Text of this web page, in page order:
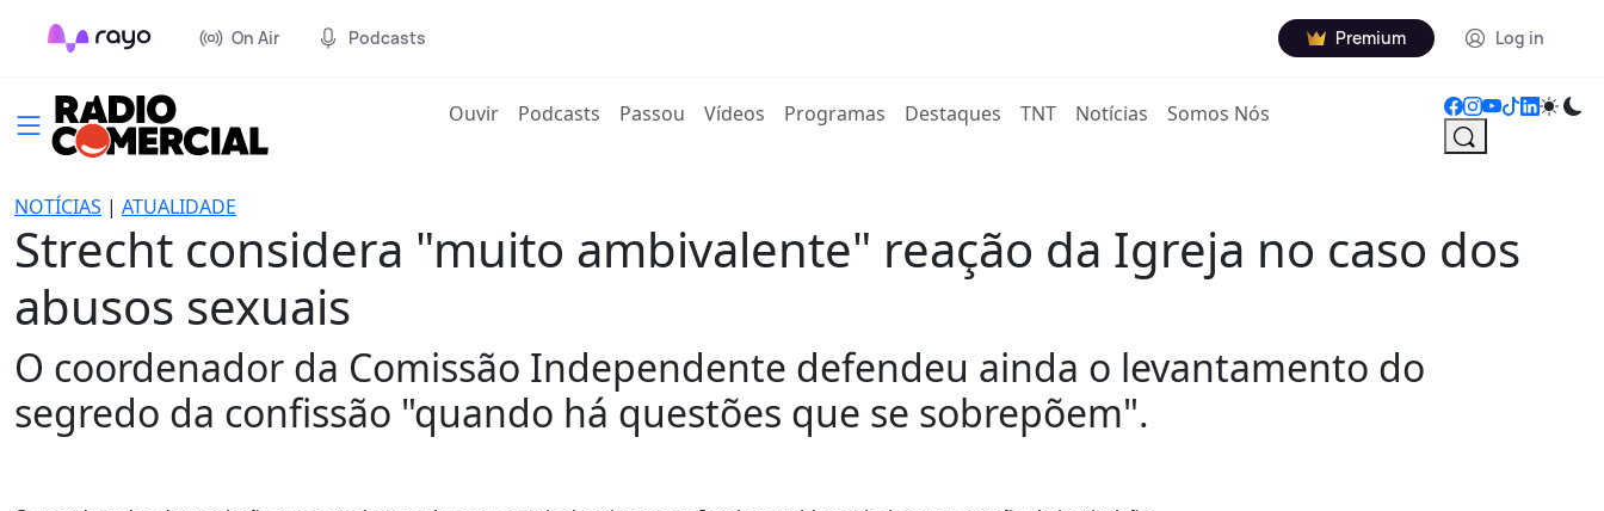
On Air Podcasts Premium Log in
Ouvir(current)
Podcasts Passou Vídeos Programas Destaques TNT Notícias Somos Nós
NOTÍCIAS | ATUALIDADE
Strecht considera "muito ambivalente" reação da Igreja no caso dos
abusos sexuais
O coordenador da Comissão Independente defendeu ainda o levantamento do
segredo da confissão "quando há questões que se sobrepõem".